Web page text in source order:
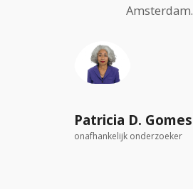
Amsterdam.
Patricia D. Gomes
onafhankelijk onderzoeker